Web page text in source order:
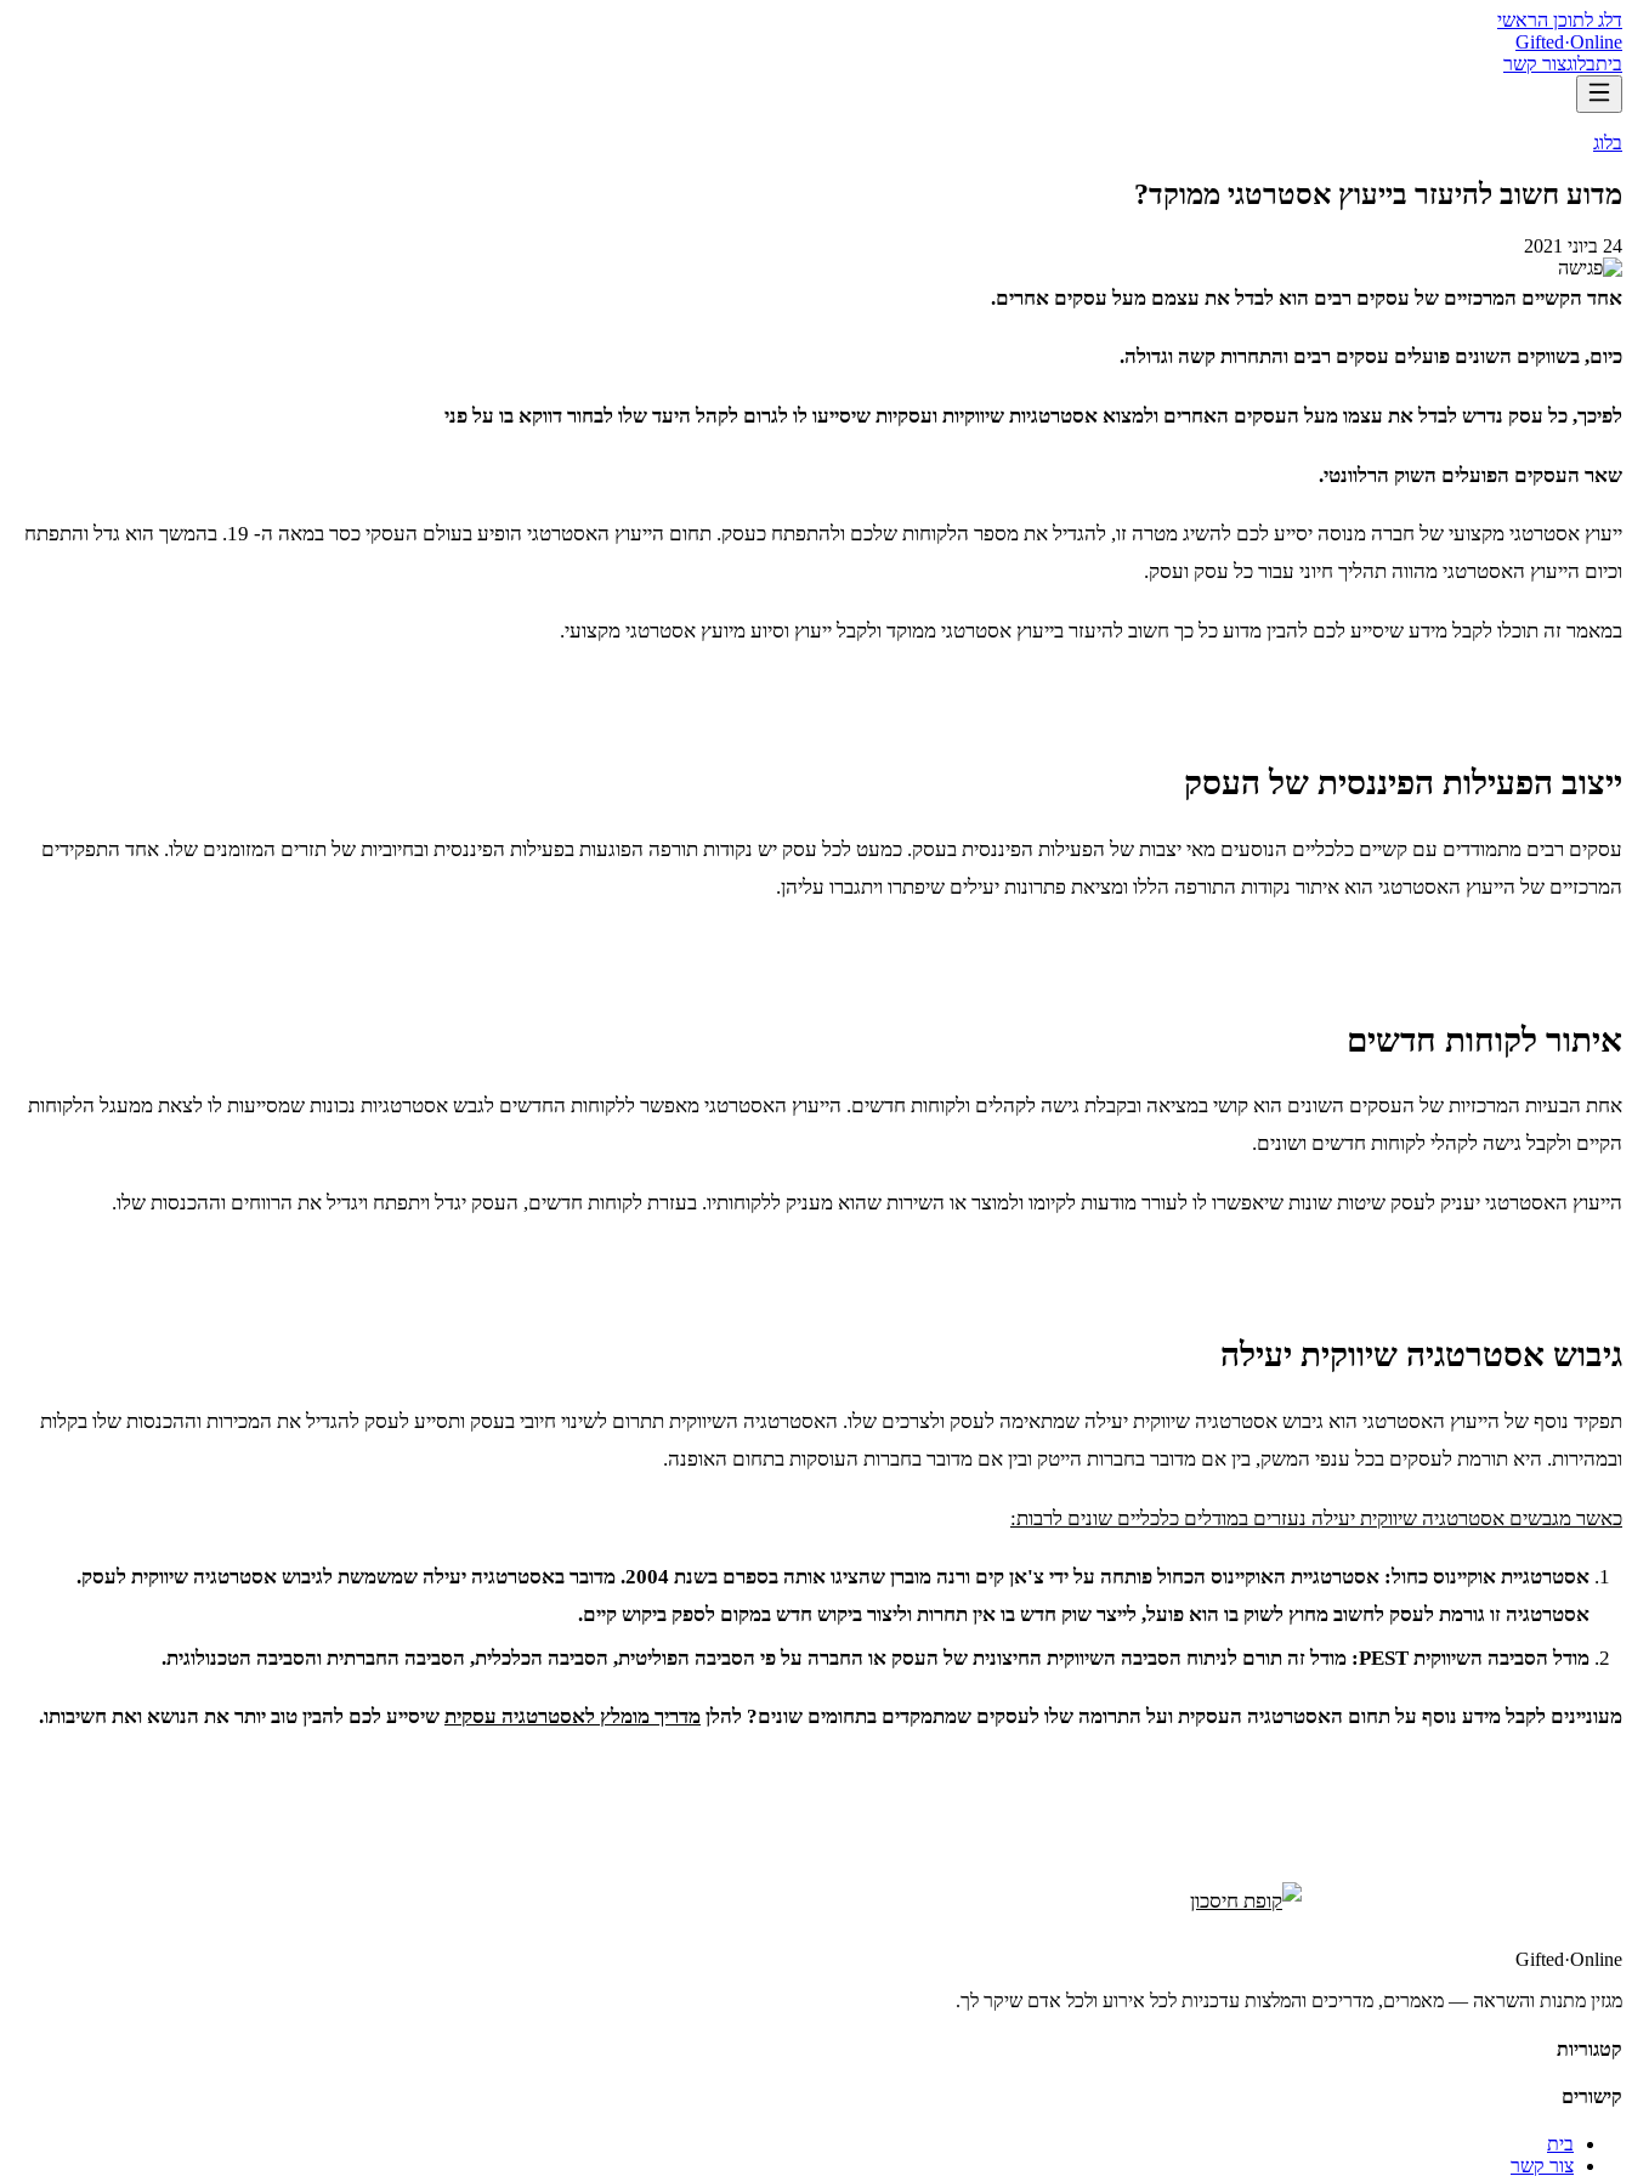
דלג לתוכן הראשי
Gifted·Online
ביתבלוגצור קשר
בלוג
מדוע חשוב להיעזר בייעוץ אסטרטגי ממוקד?
24 ביוני 2021
אחד הקשיים המרכזיים של עסקים רבים הוא לבדל את עצמם מעל עסקים אחרים.
כיום, בשווקים השונים פועלים עסקים רבים והתחרות קשה וגדולה.
לפיכך, כל עסק נדרש לבדל את עצמו מעל העסקים האחרים ולמצוא אסטרטגיות שיווקיות ועסקיות שיסייעו לו לגרום לקהל היעד שלו לבחור דווקא בו על פני
שאר העסקים הפועלים השוק הרלוונטי.
ייעוץ אסטרטגי מקצועי של חברה מנוסה יסייע לכם להשיג מטרה זו, להגדיל את מספר הלקוחות שלכם ולהתפתח כעסק. תחום הייעוץ האסטרטגי הופיע בעולם העסקי כסר במאה ה- 19. בהמשך הוא גדל והתפתח
וכיום הייעוץ האסטרטגי מהווה תהליך חיוני עבור כל עסק ועסק.
במאמר זה תוכלו לקבל מידע שיסייע לכם להבין מדוע כל כך חשוב להיעזר בייעוץ אסטרטגי ממוקד ולקבל ייעוץ וסיוע מיועץ אסטרטגי מקצועי.
ייצוב הפעילות הפיננסית של העסק
עסקים רבים מתמודדים עם קשיים כלכליים הנוסעים מאי יצבות של הפעילות הפיננסית בעסק. כמעט לכל עסק יש נקודות תורפה הפוגעות בפעילות הפיננסית ובחיוביות של תזרים המזומנים שלו. אחד התפקידים
המרכזיים של הייעוץ האסטרטגי הוא איתור נקודות התורפה הללו ומציאת פתרונות יעילים שיפתרו ויתגברו עליהן.
איתור לקוחות חדשים
אחת הבעיות המרכזיות של העסקים השונים הוא קושי במציאה ובקבלת גישה לקהלים ולקוחות חדשים. הייעוץ האסטרטגי מאפשר ללקוחות החדשים לגבש אסטרטגיות נכונות שמסייעות לו לצאת ממעגל הלקוחות
הקיים ולקבל גישה לקהלי לקוחות חדשים ושונים.
הייעוץ האסטרטגי יעניק לעסק שיטות שונות שיאפשרו לו לעורר מודעות לקיומו ולמוצר או השירות שהוא מעניק ללקוחותיו. בעזרת לקוחות חדשים, העסק יגדל ויתפתח ויגדיל את הרווחים וההכנסות שלו.
גיבוש אסטרטגיה שיווקית יעילה
תפקיד נוסף של הייעוץ האסטרטגי הוא גיבוש אסטרטגיה שיווקית יעילה שמתאימה לעסק ולצרכים שלו. האסטרטגיה השיווקית תתרום לשינוי חיובי בעסק ותסייע לעסק להגדיל את המכירות וההכנסות שלו בקלות
ובמהירות. היא תורמת לעסקים בכל ענפי המשק, בין אם מדובר בחברות הייטק ובין אם מדובר בחברות העוסקות בתחום האופנה.
כאשר מגבשים אסטרטגיה שיווקית יעילה נעזרים במודלים כלכליים שונים לרבות:
אסטרטגיית אוקיינוס כחול: אסטרטגיית האוקיינוס הכחול פותחה על ידי צ'אן קים ורנה מוברן שהציגו אותה בספרם בשנת 2004. מדובר באסטרטגיה יעילה שמשמשת לגיבוש אסטרטגיה שיווקית לעסק.
אסטרטגיה זו גורמת לעסק לחשוב מחוץ לשוק בו הוא פועל, לייצר שוק חדש בו אין תחרות וליצור ביקוש חדש במקום לספק ביקוש קיים.
מודל הסביבה השיווקית PEST: מודל זה תורם לניתוח הסביבה השיווקית החיצונית של העסק או החברה על פי הסביבה הפוליטית, הסביבה הכלכלית, הסביבה החברתית והסביבה הטכנולוגית.
מעוניינים לקבל מידע נוסף על תחום האסטרטגיה העסקית ועל התרומה שלו לעסקים שמתמקדים בתחומים שונים? להלן מדריך מומלץ לאסטרטגיה עסקית שיסייע לכם להבין טוב יותר את הנושא ואת חשיבותו.
Gifted·Online
מגזין מתנות והשראה — מאמרים, מדריכים והמלצות עדכניות לכל אירוע ולכל אדם שיקר לך.
קטגוריות
קישורים
בית
צור קשר